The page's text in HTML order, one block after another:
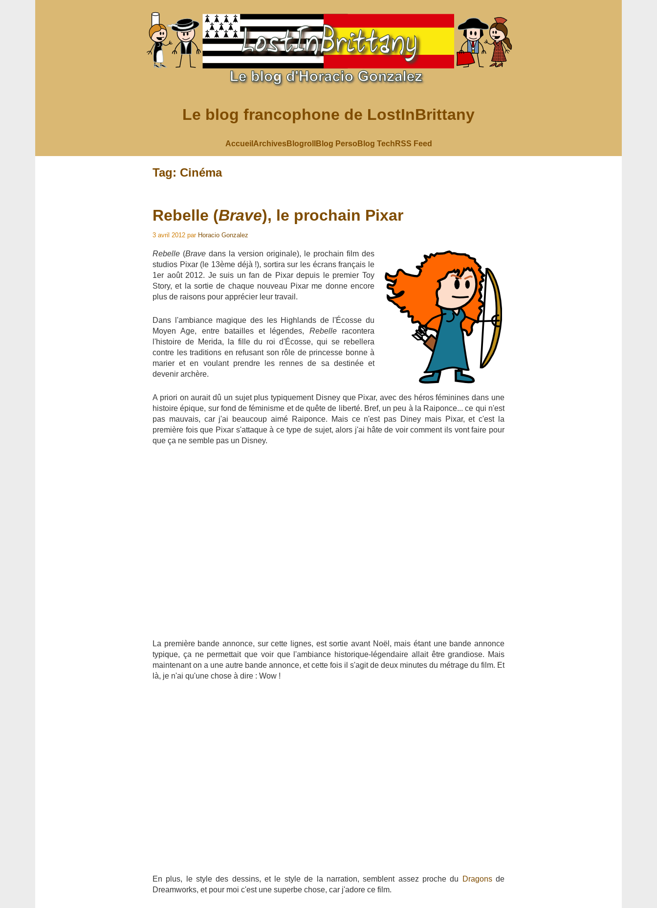
Le blog francophone de LostInBrittany
Accueil ArchivesBlogroll Blog Perso Blog Tech RSS Feed
Tag: Cinéma
Rebelle (Brave), le prochain Pixar
3 avril 2012 par Horacio Gonzalez
Rebelle (Brave dans la version originale), le prochain film des
studios Pixar (le 13ème déjà !), sortira sur les écrans français le
1er août 2012. Je suis un fan de Pixar depuis le premier Toy
Story, et la sortie de chaque nouveau Pixar me donne encore
plus de raisons pour apprécier leur travail.
Dans l'ambiance magique des les Highlands de l'Écosse du
Moyen Age, entre batailles et légendes, Rebelleracontera
l'histoire de Merida, la fille du roi d'Écosse, qui se rebellera
contre les traditions en refusant son rôle de princesse bonne à
marier et en voulant prendre les rennes de sa destinée et
devenir archère.
A priori on aurait dû un sujet plus typiquement Disney que Pixar, avec des héros féminines dans une
histoire épique, sur fond de féminisme et de quête de liberté. Bref, un peu à la Raiponce... ce qui n'est
pas mauvais, car j'ai beaucoup aimé Raiponce. Mais ce n'est pas Diney mais Pixar, et c'est la
première fois que Pixar s'attaque à ce type de sujet, alors j'ai hâte de voir comment ils vont faire pour
que ça ne semble pas un Disney.
La première bande annonce, sur cette lignes, est sortie avant Noël, mais étant une bande annonce
typique, ça ne permettait que voir que l'ambiance historique-légendaire allait être grandiose. Mais
maintenant on a une autre bande annonce, et cette fois il s'agit de deux minutes du métrage du film. Et
là, je n'ai qu'une chose à dire : Wow !
En plus, le style des dessins, et le style de la narration, semblent assez proche du Dragonsde
Dreamworks, et pour moi c'est une superbe chose, car j'adore ce film.